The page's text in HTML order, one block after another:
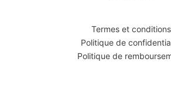
Termes et conditions
Politique de
Politique de